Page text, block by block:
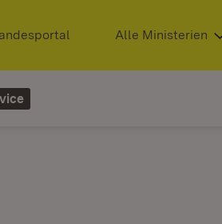
(Öffnet in neuem Fenster)
Alle Ministerien